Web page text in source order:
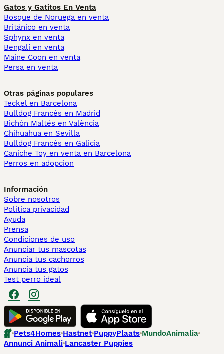
Gatos y Gatitos En Venta
Bosque de Noruega en venta
Británico en venta
Sphynx en venta
Bengalí en venta
Maine Coon en venta
Persa en venta
Otras páginas populares
Teckel en Barcelona
Bulldog Francés en Madrid
Bichón Maltés en València
Chihuahua en Sevilla
Bulldog Francés en Galicia
Caniche Toy en venta en Barcelona
Perros en adopcion
Información
Sobre nosotros
Politica privacidad
Ayuda
Prensa
Condiciones de uso
Anunciar tus mascotas
Anuncia tus cachorros
Anuncia tus gatos
Test perro ideal
Pets4Homes Hastnet PuppyPlaats MundoAnimalia
Annunci Animali Lancaster Puppies